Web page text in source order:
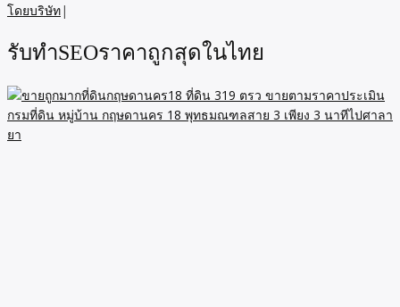
โดยบริษัท|
รับทำSEOราคาถูกสุดในไทย